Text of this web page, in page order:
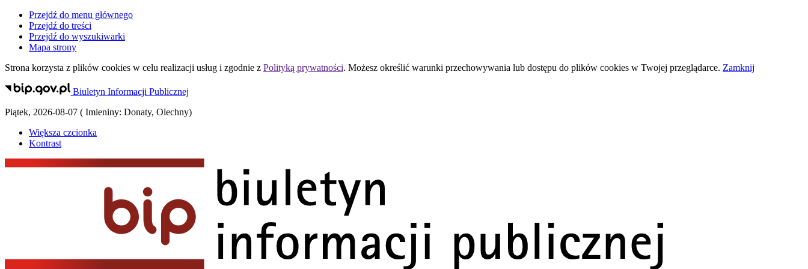
Przejdź do menu głównego
Przejdź do treści
Przejdź do wyszukiwarki
Mapa strony
Strona korzysta z plików cookies w celu realizacji usług i zgodnie z Polityką prywatności. Możesz określić warunki przechowywania lub dostępu do plików cookies w Twojej przeglądarce. Zamknij
Biuletyn Informacji Publicznej
Piątek, 2026-08-07 ( Imieniny: Donaty, Olechny)
Większa czcionka
Kontrast